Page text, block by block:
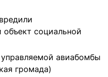
социальной
управляемой авиабомбы
громада)